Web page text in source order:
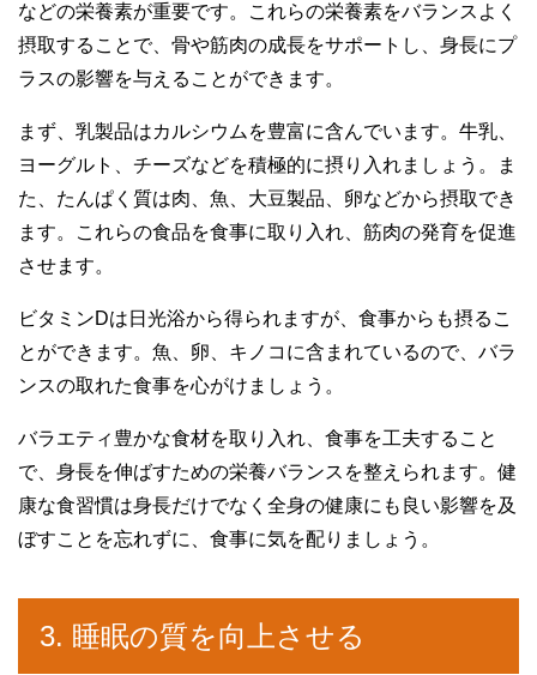
などの栄養素が重要です。これらの栄養素をバランスよく
摂取することで、骨や筋肉の成長をサポートし、身長にプ
ラスの影響を与えることができます。
まず、乳製品はカルシウムを豊富に含んでいます。牛乳、
ヨーグルト、チーズなどを積極的に摂り入れましょう。ま
た、たんぱく質は肉、魚、大豆製品、卵などから摂取でき
ます。これらの食品を食事に取り入れ、筋肉の発育を促進
させます。
ビタミンDは日光浴から得られますが、食事からも摂るこ
とができます。魚、卵、キノコに含まれているので、バラ
ンスの取れた食事を心がけましょう。
バラエティ豊かな食材を取り入れ、食事を工夫すること
で、身長を伸ばすための栄養バランスを整えられます。健
康な食習慣は身長だけでなく全身の健康にも良い影響を及
ぼすことを忘れずに、食事に気を配りましょう。
3. 睡眠の質を向上させる